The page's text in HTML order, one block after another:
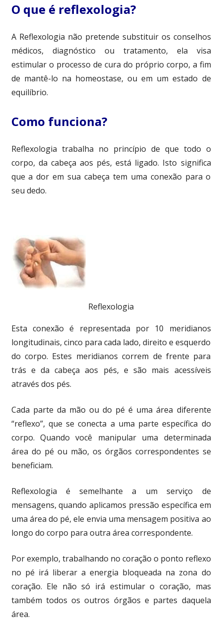
O que é reflexologia?
A Reflexologia não pretende substituir os conselhos
médicos, diagnóstico ou tratamento, ela visa
estimular o processo de cura do próprio corpo, a fim
de mantê-lo na homeostase, ou em um estado de
equilíbrio.
Como funciona?
Reflexologia trabalha no princípio de que todo o
corpo, da cabeça aos pés, está ligado. Isto significa
que a dor em sua cabeça tem uma conexão para o
seu dedo.
Reflexologia
Esta conexão é representada por 10 meridianos
longitudinais, cinco para cada lado, direito e esquerdo
do corpo. Estes meridianos correm de frente para
trás e da cabeça aos pés, e são mais acessíveis
através dos pés.
Cada parte da mão ou do pé é uma área diferente
“reflexo”, que se conecta a uma parte específica do
corpo. Quando você manipular uma determinada
área do pé ou mão, os órgãos correspondentes se
beneficiam.
Reflexologia é semelhante a um serviço de
mensagens, quando aplicamos pressão específica em
uma área do pé, ele envia uma mensagem positiva ao
longo do corpo para outra área correspondente.
Por exemplo, trabalhando no coração o ponto reflexo
no pé irá liberar a energia bloqueada na zona do
coração. Ele não só irá estimular o coração, mas
também todos os outros órgãos e partes daquela
área.